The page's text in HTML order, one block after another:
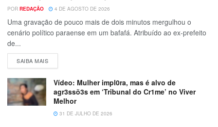
POR REDAÇÃO 4 DE AGOSTO DE 2026
Uma gravação de pouco mais de dois minutos mergulhou o
cenário político paraense em um bafafá. Atribuído ao ex-prefeito
de...
SAIBA MAIS
Vídeo: Mulher impl0ra, mas é alvo de
agr3ssõ3s em ‘Tribunal do Cr1me’ no Viver
Melhor
31 DE JULHO DE 2026